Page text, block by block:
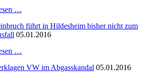
…
führt in Hildesheim bisher nicht zum
05.01.2016
…
VW im Abgasskandal 05.01.2016